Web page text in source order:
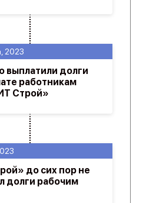
до сих пор не
долги рабочим
2023
выплатили долги
работникам
Строй»